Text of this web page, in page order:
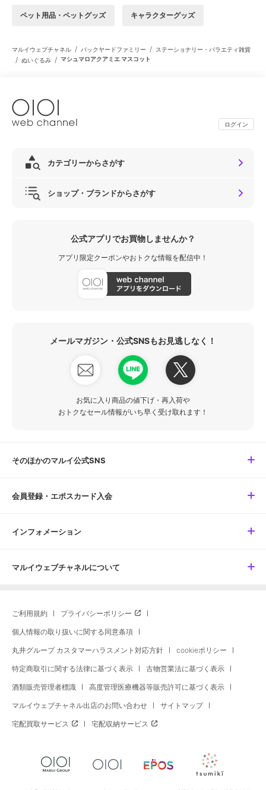
ペット用品・ペットグッズ キャラクターグッズ
マルイウェブチャネル / バックヤードファミリー / ステーショナリー・バラエティ雑貨
/ ぬいぐるみ / マシュマロアクアミエ マスコット
ログイン
カテゴリーからさがす
ショップ・ブランドからさがす
公式アプリでお買物しませんか？
アプリ限定クーポンやおトクな情報を配信中！
メールマガジン・公式SNSもお見逃しなく！
お気に入り商品の値下げ・再入荷や
おトクなセール情報がいち早く受け取れます！
そのほかのマルイ公式SNS
会員登録・エポスカード入会
インフォメーション
マルイウェブチャネルについて
ご利用規約 プライバシーポリシー
個人情報の取り扱いに関する同意条項
丸井グループ カスタマーハラスメント対応方針 cookieポリシー
特定商取引に関する法律に基づく表示 古物営業法に基づく表示
酒類販売管理者標識 高度管理医療機器等販売許可に基づく表示
マルイウェブチャネル出店のお問い合わせ サイトマップ
宅配買取サービス 宅配収納サービス